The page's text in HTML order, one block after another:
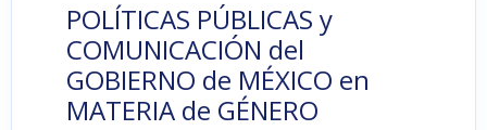
POLÍTICAS PÚBLICAS y
COMUNICACIÓN del
GOBIERNO de MÉXICO en
MATERIA de GÉNERO